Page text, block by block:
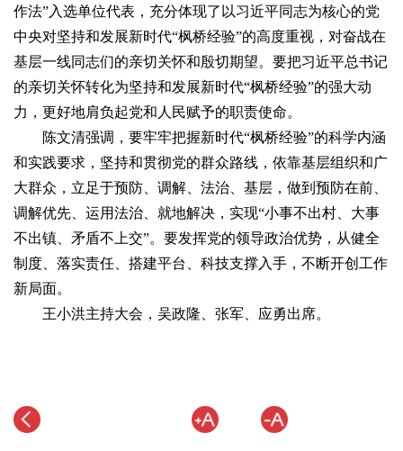
作法”入选单位代表，充分体现了以习近平同志为核心的党
中央对坚持和发展新时代“枫桥经验”的高度重视，对奋战在
基层一线同志们的亲切关怀和殷切期望。要把习近平总书记
的亲切关怀转化为坚持和发展新时代“枫桥经验”的强大动
力，更好地肩负起党和人民赋予的职责使命。
陈文清强调，要牢牢把握新时代“枫桥经验”的科学内涵
和实践要求，坚持和贯彻党的群众路线，依靠基层组织和广
大群众，立足于预防、调解、法治、基层，做到预防在前、
调解优先、运用法治、就地解决，实现“小事不出村、大事
不出镇、矛盾不上交”。要发挥党的领导政治优势，从健全
制度、落实责任、搭建平台、科技支撑入手，不断开创工作
新局面。
王小洪主持大会，吴政隆、张军、应勇出席。